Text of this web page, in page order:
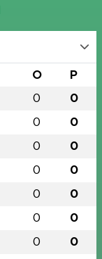
O P
0 0
0 0
0 0
0 0
0 0
0 0
0 0